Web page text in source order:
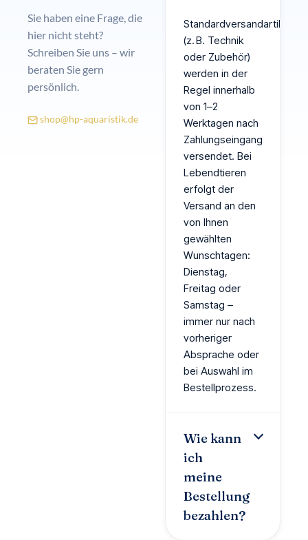
Sie haben eine Frage, die
hier nicht steht?
Schreiben Sie uns – wir
beraten Sie gern
persönlich.
shop@hp-aquaristik.de
Standardversandartikel
(z. B. Technik
oder Zubehör)
werden in der
Regel innerhalb
von 1–2
Werktagen nach
Zahlungseingang
versendet. Bei
Lebendtieren
erfolgt der
Versand an den
von Ihnen
gewählten
Wunschtagen:
Dienstag,
Freitag oder
Samstag –
immer nur nach
vorheriger
Absprache oder
bei Auswahl im
Bestellprozess.
Wie kann
ich
meine
Bestellung
bezahlen?